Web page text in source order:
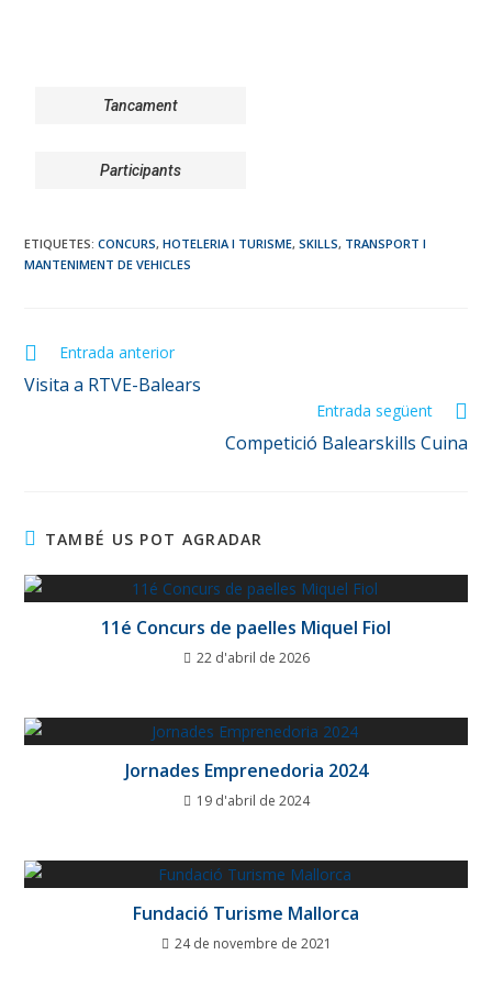
Tancament
Participants
ETIQUETES:CONCURS, HOTELERIA I TURISME, SKILLS, TRANSPORT I
MANTENIMENT DE VEHICLES
Entrada anterior
Visita a RTVE-Balears
Entrada següent
Competició Balearskills Cuina
TAMBÉ US POT AGRADAR
11é Concurs de paelles Miquel Fiol
22 d'abril de 2026
Jornades Emprenedoria 2024
19 d'abril de 2024
Fundació Turisme Mallorca
24 de novembre de 2021